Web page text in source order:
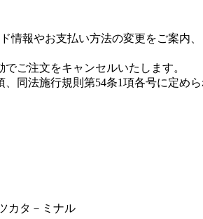
情報やお支払い方法の変更をご案内
ご注文をキャンセルいたします。
同法施行規則第54条1項各号に定め
カタ－ミナル